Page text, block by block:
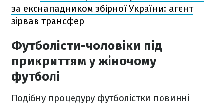
за екснападником збірної України: агент
зірвав трансфер
Футболісти-чоловіки під
прикриттям у жіночому
футболі
Подібну процедуру футболістки повинні